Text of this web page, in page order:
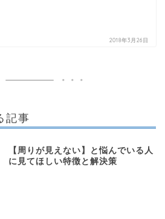
2018年3月26日
記事
【周りが見えない】と悩んでいる人
に見てほしい特徴と解決策